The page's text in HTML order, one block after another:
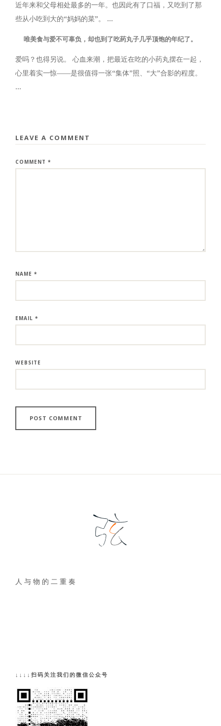
近年来和父母相处最多的一年。也因此有了口福，又吃到了那
些从小吃到大的“妈妈的菜”。 ...
唯美食与爱不可辜负，却也到了吃药丸子几乎顶饱的年纪了。
爱吗？也得另说。 心血来潮，把最近在吃的小药丸摆在一起，
心里着实一惊——是很值得一张“集体”照、“大”合影的程度。
...
LEAVE A COMMENT
COMMENT*
NAME*
EMAIL*
WEBSITE
人 与 物 的 二 重 奏
↓↓↓↓扫码关注我们的微信公众号